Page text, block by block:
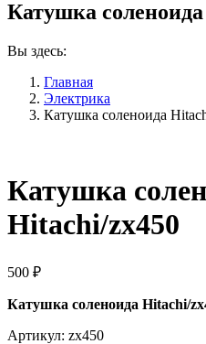
Катушка
Вы здесь:
Главная
Электрика
Катушка соленоида
Катушка
Hitachi/zx450
500 ₽
Катушка соленоида Hitachi/
Артикул: zx450